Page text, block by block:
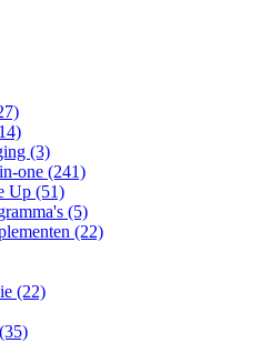
(3)
one (241)
Up (51)
(5)
(22)
(22)
(35)